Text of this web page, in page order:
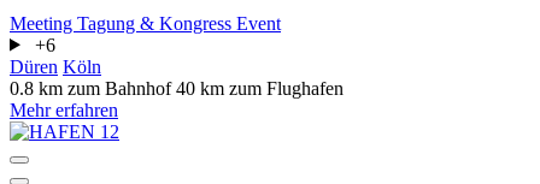
Meeting Tagung & Kongress Event
+6
Düren Köln
0.8 km zum Bahnhof40 km zum Flughafen
Mehr erfahren